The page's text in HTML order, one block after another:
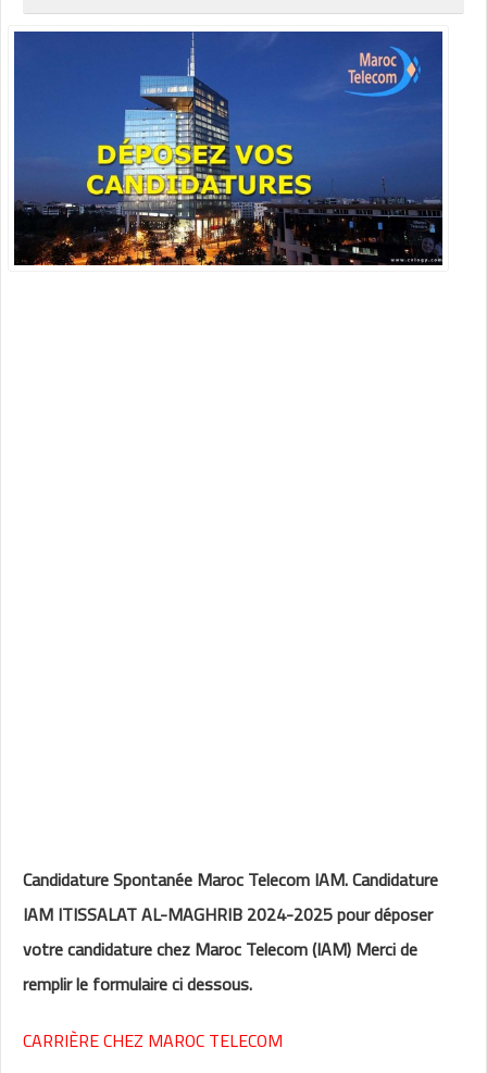
Candidature Spontanée Maroc Telecom IAM. Candidature
IAM ITISSALAT AL-MAGHRIB 2024-2025 pour déposer
votre candidature chez Maroc Telecom (IAM) Merci de
remplir le formulaire ci dessous.
CARRIÈRE CHEZ MAROC TELECOM